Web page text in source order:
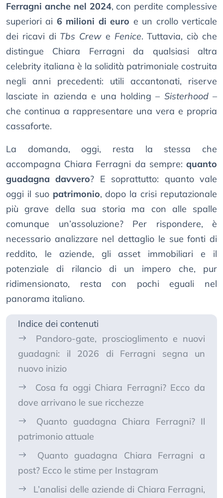
Ferragni anche nel 2024, con perdite complessive
superiori ai 6 milioni di euro e un crollo verticale
dei ricavi di Tbs Crew e Fenice. Tuttavia, ciò che
distingue Chiara Ferragni da qualsiasi altra
celebrity italiana è la solidità patrimoniale costruita
negli anni precedenti: utili accantonati, riserve
lasciate in azienda e una holding – Sisterhood –
che continua a rappresentare una vera e propria
cassaforte.
La domanda, oggi, resta la stessa che
accompagna Chiara Ferragni da sempre: quanto
guadagna davvero? E soprattutto: quanto vale
oggi il suo patrimonio, dopo la crisi reputazionale
più grave della sua storia ma con alle spalle
comunque un’assoluzione? Per rispondere, è
necessario analizzare nel dettaglio le sue fonti di
reddito, le aziende, gli asset immobiliari e il
potenziale di rilancio di un impero che, pur
ridimensionato, resta con pochi eguali nel
panorama italiano.
Indice dei contenuti
Pandoro-gate, proscioglimento e nuovi
guadagni: il 2026 di Ferragni segna un
nuovo inizio
Cosa fa oggi Chiara Ferragni? Ecco da
dove arrivano le sue ricchezze
Quanto guadagna Chiara Ferragni? Il
patrimonio attuale
Quanto guadagna Chiara Ferragni a
post? Ecco le stime per Instagram
L’analisi delle aziende di Chiara Ferragni,